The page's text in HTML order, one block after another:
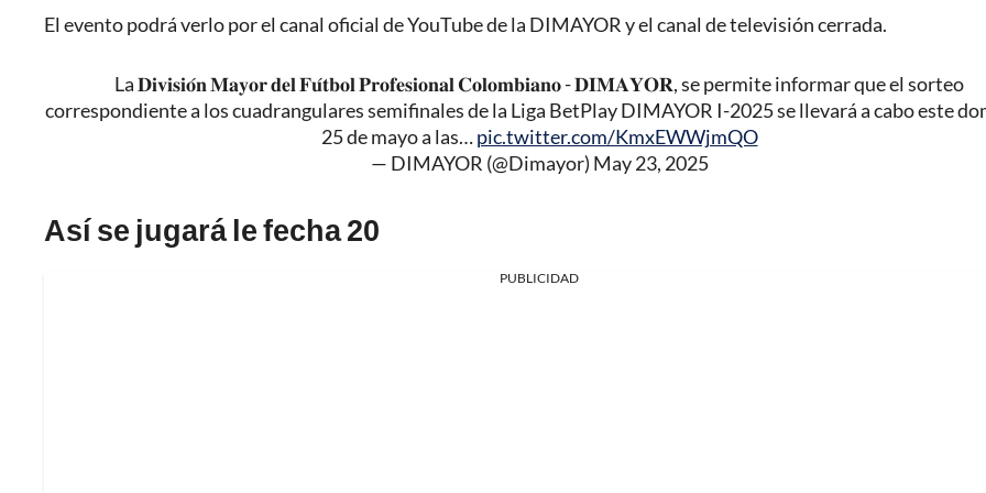
El evento podrá verlo por el canal oficial de YouTube de la DIMAYOR y el canal de televisión cerrada.
La 𝐃𝐢𝐯𝐢𝐬𝐢𝐨́𝐧 𝐌𝐚𝐲𝐨𝐫 𝐝𝐞𝐥 𝐅𝐮́𝐭𝐛𝐨𝐥 𝐏𝐫𝐨𝐟𝐞𝐬𝐢𝐨𝐧𝐚𝐥 𝐂𝐨𝐥𝐨𝐦𝐛𝐢𝐚𝐧𝐨 - 𝐃𝐈𝐌𝐀𝐘𝐎𝐑, se permite informar que el sorteo
correspondiente a los cuadrangulares semifinales de la Liga BetPlay DIMAYOR I-2025 se llevará a cabo este
25 de mayo a las…pic.twitter.com/KmxEWWjmQO
— DIMAYOR (@Dimayor) May 23, 2025
Así se jugará le fecha 20
PUBLICIDAD